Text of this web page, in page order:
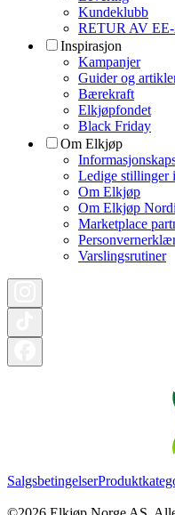
Kundeklubb
RETUR AV
Inspirasjon
Kampanjer
Guider og
Bærekraft
Elkjøpfondet
Black Friday
Om Elkjøp
Ledige stillinger
Om Elkjøp
Om Elkjøp
Marketplace
Varslingsrutiner
Salgsbetingelser